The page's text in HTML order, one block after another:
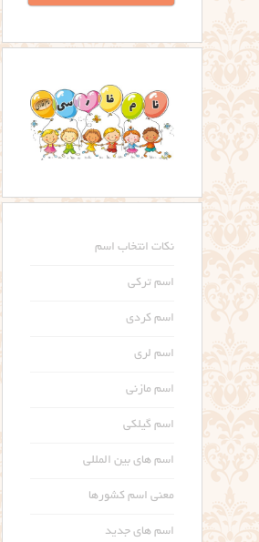
نکات انتخاب اسم
اسم ترکی
اسم کردی
اسم لری
اسم مازنی
اسم گیلکی
اسم های بین المللی
معنی اسم کشورها
اسم های جدید